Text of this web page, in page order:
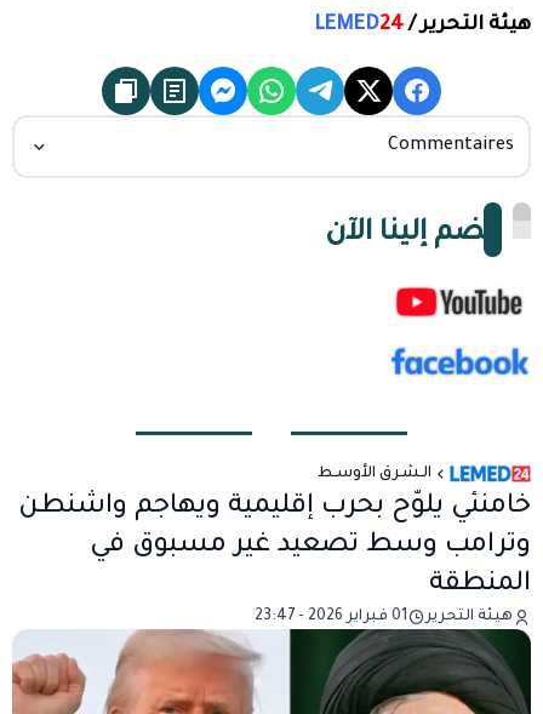
هيئة التحرير / LEMED24
Commentaires
انضم إلينا الآن
الـشـرق الأوسـط
خامنئي يلوّح بحرب إقليمية ويهاجم واشنطن
وترامب وسط تصعيد غير مسبوق في
المنطقة
هيئة التحرير 01 فبراير 2026 - 23:47